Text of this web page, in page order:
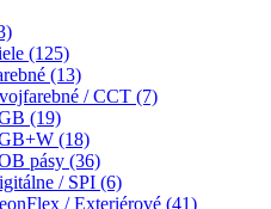
(125)
(13)
/ CCT (7)
(19)
(18)
pásy (36)
/ SPI (6)
/ Exteriérové (41)